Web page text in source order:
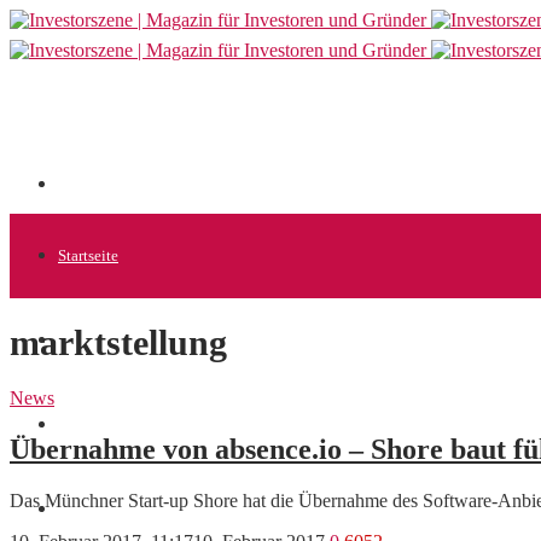
Startseite
Allgemein
News
marktstellung
News
Übernahme von absence.io – Shore baut
Das Münchner Start-up Shore hat die Übernahme des Software-